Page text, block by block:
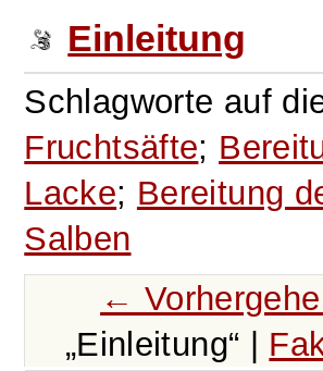
Einleitung
Schlagworte auf
Fruchtsäfte;
Lacke; Bereitung
Salben
←
Einleitung